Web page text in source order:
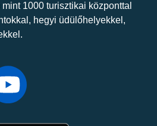
1000 turisztikai központtal
hegyi üdülőhelyekkel,